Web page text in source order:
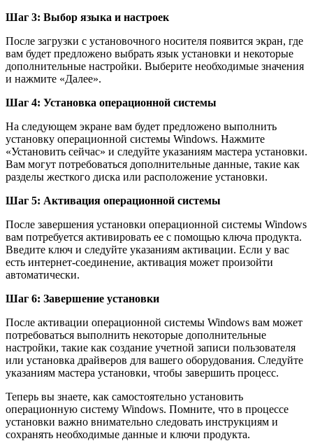
Шаг 3: Выбор языка и настроек
После загрузки с установочного носителя появится экран, где
вам будет предложено выбрать язык установки и некоторые
дополнительные настройки. Выберите необходимые значения
и нажмите «Далее».
Шаг 4: Установка операционной системы
На следующем экране вам будет предложено выполнить
установку операционной системы Windows. Нажмите
«Установить сейчас» и следуйте указаниям мастера установки.
Вам могут потребоваться дополнительные данные, такие как
разделы жесткого диска или расположение установки.
Шаг 5: Активация операционной системы
После завершения установки операционной системы Windows
вам потребуется активировать ее с помощью ключа продукта.
Введите ключ и следуйте указаниям активации. Если у вас
есть интернет-соединение, активация может произойти
автоматически.
Шаг 6: Завершение установки
После активации операционной системы Windows вам может
потребоваться выполнить некоторые дополнительные
настройки, такие как создание учетной записи пользователя
или установка драйверов для вашего оборудования. Следуйте
указаниям мастера установки, чтобы завершить процесс.
Теперь вы знаете, как самостоятельно установить
операционную систему Windows. Помните, что в процессе
установки важно внимательно следовать инструкциям и
сохранять необходимые данные и ключи продукта.